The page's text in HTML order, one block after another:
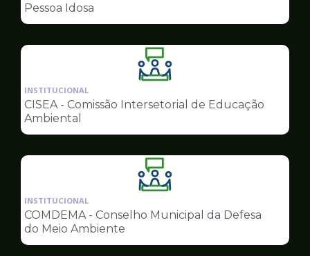
Conselhos
Pessoa Idosa
Ilustração
da
pagina
Conselhos
INSTITUCIONAL
CISEA - Comissão Intersetorial de Educação
Ambiental
Ilustração
da
pagina
Conselhos
INSTITUCIONAL
COMDEMA - Conselho Municipal da Defesa
do Meio Ambiente